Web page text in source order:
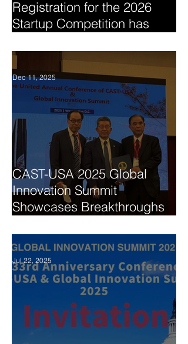
Registration for the 2026
Startup Competition has
CAST-USA 2025 Global
Innovation Summit
Showcases Breakthroughs
Technology Collaboration
Dec 11, 2025
Jul 22, 2025